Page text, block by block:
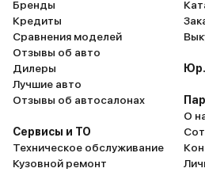
среднестатистическому
человеку, а значит проблема во
мне, а значит не в дисплее, да и
не сильно меня это заботит, не
самая важная деталь в машине,
характеристикам.
Бренды
Кредиты
Сравнения моделей
Отзывы об авто
Дилеры
Лучшие авто
Отзывы об автосалонах
Сервисы и ТО
Техническое обслуживание
Кузовной ремонт
О